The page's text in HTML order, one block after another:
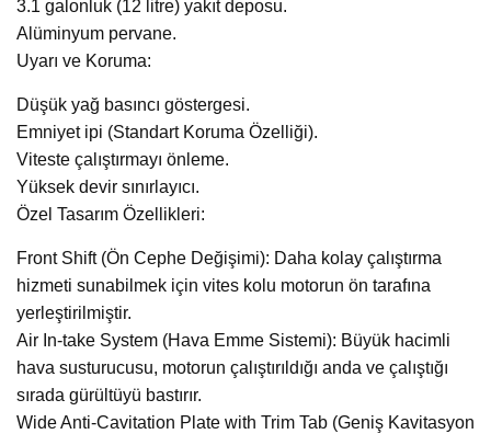
3.1 galonluk (12 litre) yakıt deposu.
Alüminyum pervane.
Uyarı ve Koruma:
Düşük yağ basıncı göstergesi.
Emniyet ipi (Standart Koruma Özelliği).
Viteste çalıştırmayı önleme.
Yüksek devir sınırlayıcı.
Özel Tasarım Özellikleri:
Front Shift (Ön Cephe Değişimi): Daha kolay çalıştırma
hizmeti sunabilmek için vites kolu motorun ön tarafına
yerleştirilmiştir.
Air In-take System (Hava Emme Sistemi): Büyük hacimli
hava susturucusu, motorun çalıştırıldığı anda ve çalıştığı
sırada gürültüyü bastırır.
Wide Anti-Cavitation Plate with Trim Tab (Geniş Kavitasyon